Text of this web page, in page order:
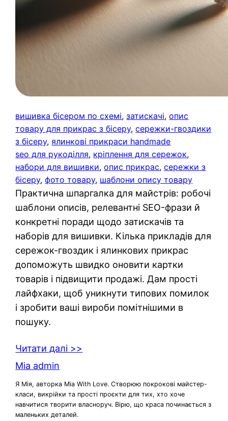
вишивка бісером по схемі, затискачі, опис
товару для прикрас з бісеру, сережки-гвоздики
з бісеру, ялинкові прикраси handmade
seo для рукоділля, кріплення для сережок
набори для вишивки, опис прикрас, сережки з
бісеру, фото товару, шаблони опису товару
Практична шпаргалка для майстрів: робочі
шаблони описів, релевантні SEO-фрази й
конкретні поради щодо затискачів та
наборів для вишивки. Кілька прикладів для
сережок-гвоздик і ялинкових прикрас
допоможуть швидко оновити картки
товарів і підвищити продажі. Дам прості
лайфхаки, щоб уникнути типових помилок
і зробити ваші вироби помітнішими в
пошуку.
Читати далі >>
Mia admin
Я Мія, авторка Mia With Love. Створюю покрокові майстер-
класи, викрійки та прості проєкти для тих, хто хоче
навчитися творити власноруч. Вірю, що краса починається з
маленьких деталей.